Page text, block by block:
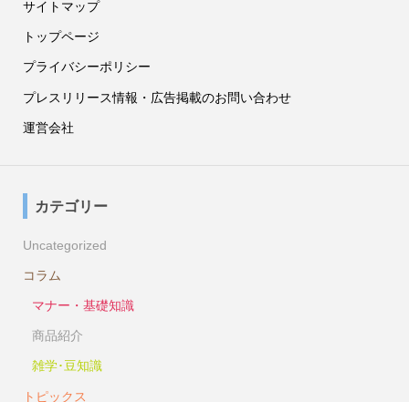
サイトマップ
トップページ
プライバシーポリシー
プレスリリース情報・広告掲載のお問い合わせ
運営会社
カテゴリー
Uncategorized
コラム
マナー・基礎知識
商品紹介
雑学･豆知識
トピックス